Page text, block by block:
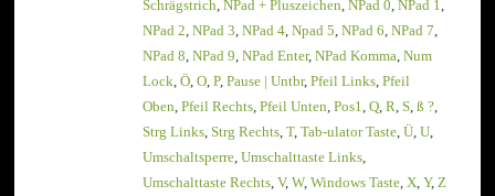
Schrägstrich,NPad + Pluszeichen,NPad 0,NPad 1,
NPad 2,NPad 3,NPad 4,Npad 5,NPad 6,NPad 7,
NPad 8,NPad 9,NPad Enter,NPad Komma,Num
Lock,Ö,O,P,Pause | Untbr,Pfeil Links,Pfeil
Oben,Pfeil Rechts,Pfeil Unten,Pos1,Q,R,S,ß ?,
Strg Links,Strg Rechts,T,Tab-ulator Taste,Ü,U,
Umschaltsperre,Umschalttaste Links,
Umschalttaste Rechts,V,W,Windows Taste,X,Y,Z